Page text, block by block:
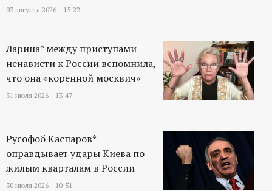
03 августа 2026 - 15:22
Ларина* между приступами
ненависти к России вспомнила,
что она «коренной москвич»
31 июля 2026 - 13:47
Русофоб Каспаров*
оправдывает удары Киева по
жилым кварталам в России
30 июля 2026 - 10:51